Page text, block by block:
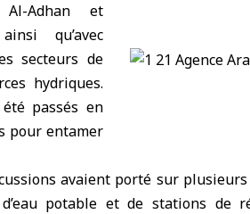
Adhan et
qu’avec
secteurs de
hydriques.
passés en
pour entamer
avaient porté sur
potable et de stations de